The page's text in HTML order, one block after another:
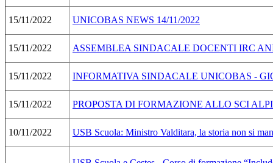
15/11/2022 UNICOBAS NEWS 14/11/2022
15/11/2022 ASSEMBLEA SINDACALE DOCENTI IRC
15/11/2022 INFORMATIVA SINDACALE UNICOBAS -
15/11/2022 PROPOSTA DI FORMAZIONE ALLO SCI
10/11/2022 USB Scuola: Ministro Valditara, la storia non si